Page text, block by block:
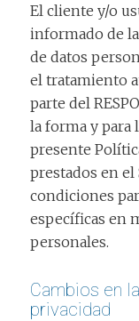
El cliente y/o
informado de
de datos
el tratamiento
parte del
la forma y para
presente
prestados en el
condiciones
específicas en
personales.
Cambios en
privacidad